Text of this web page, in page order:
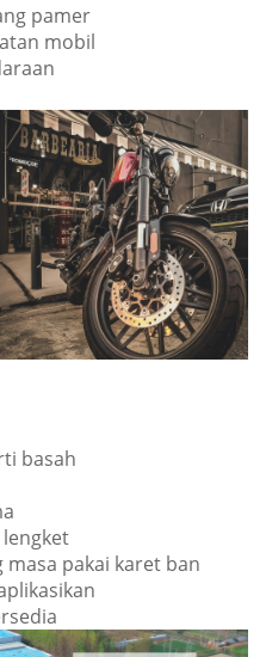
pamer
mobil
basah
pakai karet ban